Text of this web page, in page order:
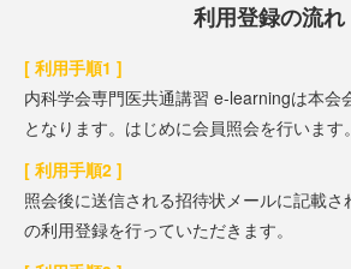
利用登録の流れ
[ 利用手順1 ]
内科学会専門医共通講習 e-learningは本会
となります。はじめに会員照会を行います。
[ 利用手順2 ]
照会後に送信される招待状メールに記載さ
の利用登録を行っていただきます。